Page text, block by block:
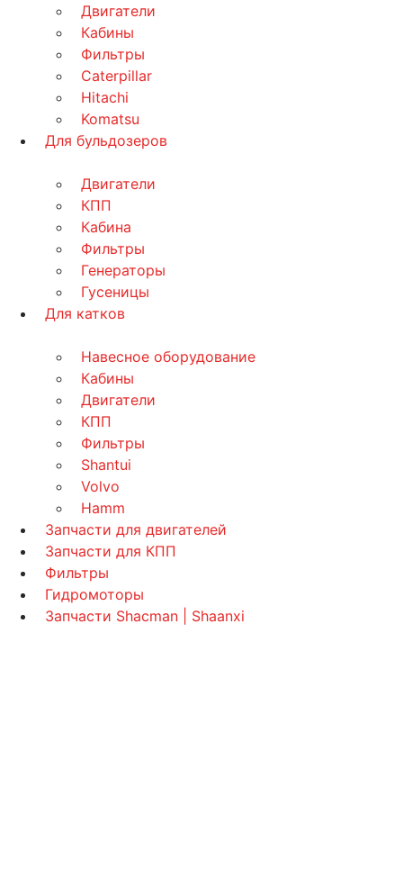
Двигатели
Кабины
Фильтры
Caterpillar
Hitachi
Komatsu
Для бульдозеров
Двигатели
КПП
Кабина
Фильтры
Генераторы
Гусеницы
Для катков
Навесное оборудование
Кабины
Двигатели
КПП
Фильтры
Shantui
Volvo
Hamm
Запчасти для двигателей
Запчасти для КПП
Фильтры
Гидромоторы
Запчасти Shacman | Shaanxi